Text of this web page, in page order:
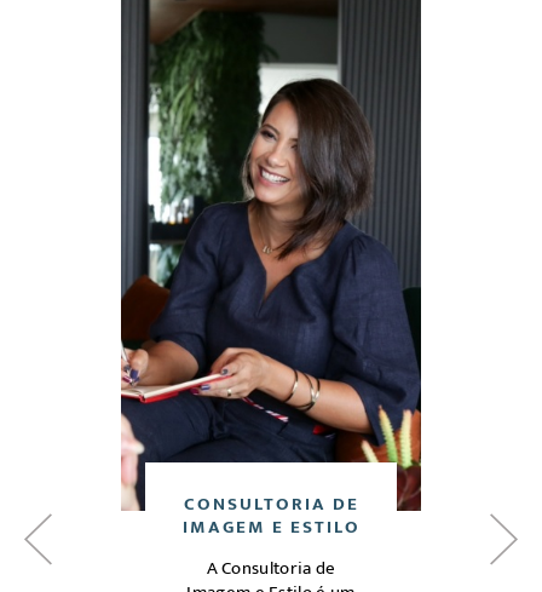
CONSULTORIA DE
IMAGEM E ESTILO
A Consultoria de